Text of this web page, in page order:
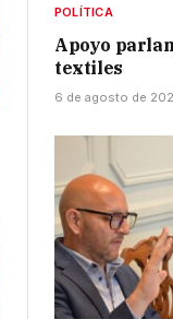
POLÍTICA
Apoyo
textiles
6 de agosto de